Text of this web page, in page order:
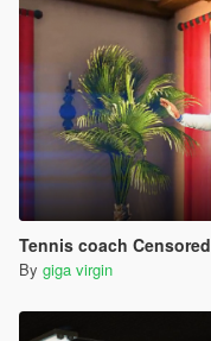
Tennis coach Censored
By giga virgin